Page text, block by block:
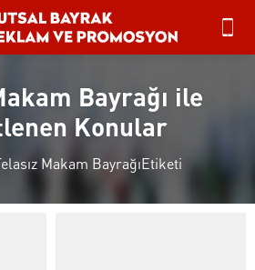
Bayrağı ile
Konular
Makam BayrağıEtiketi